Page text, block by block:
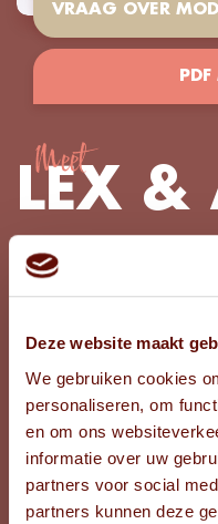
Deze website maakt
We gebruiken cookies
personaliseren, om
en om ons
informatie over uw
partners voor social
partners kunnen deze
VRAAG OVER
Meet
LEX &
Koppels
PROVINCIE
LEEFTIJD LEX
LEEFTIJD ALEX
BEKIJK FOTO'S